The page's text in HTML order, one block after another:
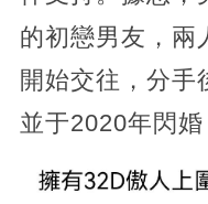
的初戀男友，兩
開始交往，分手
並于2020年閃婚